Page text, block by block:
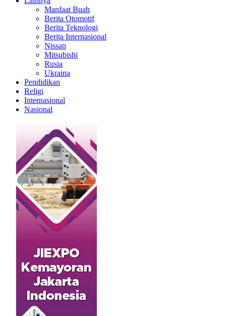
Manfaat Buah
Berita Otomotif
Berita Teknologi
Berita Internasional
Nissan
Mitsubishi
Rusia
Ukraina
Pendidikan
Religi
Internasional
Nasional